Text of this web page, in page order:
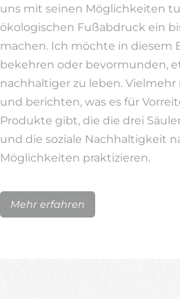
uns mit seinen Möglichkeiten
ökologischen Fußabdruck ein
machen. Ich möchte in diesem
bekehren oder bevormunden,
nachhaltiger zu leben.
und berichten, was es für
Produkte gibt, die die drei
und die soziale Nachhaltigkeit
Möglichkeiten praktizieren.
Mehr erfahren